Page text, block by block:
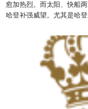
愈加热烈。而太阳、快船
哈登补强威望。尤其是哈